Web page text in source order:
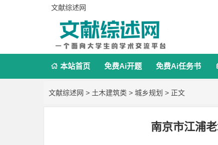
文献综述网
 本站首页 免费Ai开题 免费Ai任务书
文献综述网 > 土木建筑类 > 城乡规划 > 正文
南京市江浦